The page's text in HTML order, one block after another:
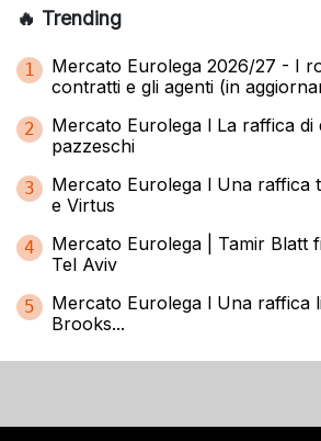
🔥 Trending
1
Mercato Eurolega 2026/27 - I
contratti e gli agenti (in
2
Mercato Eurolega l La raffica di
pazzeschi
3
Mercato Eurolega l Una raffica
e Virtus
4
Mercato Eurolega | Tamir Blatt
Tel Aviv
5
Mercato Eurolega l Una raffica
Brooks...